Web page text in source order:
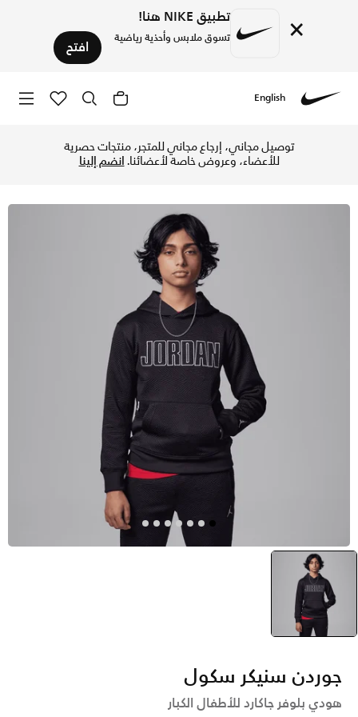
× تطبيق NIKE هنا!
تسوق ملابس وأحذية رياضية افتح
English
توصيل مجاني، إرجاع مجاني للمتجر، منتجات حصرية
للأعضاء، وعروض خاصة لأعضائنا.انضم إلينا
selected
أسود
جوردن سنيكر سكول
هودي بلوفر جاكارد للأطفال الكبار